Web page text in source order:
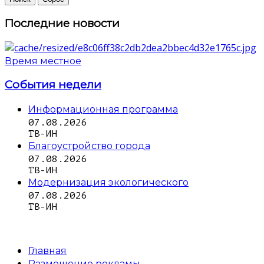
Последние новости
Время местное
События недели
Информационная программа
07.08.2026
ТВ-ИН
Благоустройство города
07.08.2026
ТВ-ИН
Модернизация экологического
07.08.2026
ТВ-ИН
Главная